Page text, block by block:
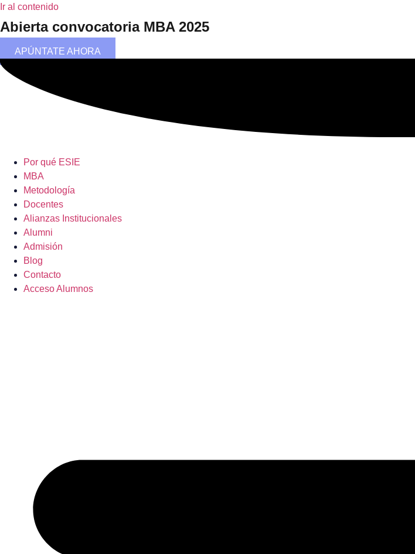
Ir al contenido
Abierta convocatoria MBA 2025
APÚNTATE AHORA
Por qué ESIE
MBA
Metodología
Docentes
Alianzas Institucionales
Alumni
Admisión
Blog
Contacto
Acceso Alumnos